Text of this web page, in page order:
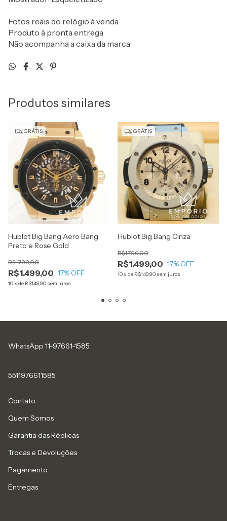
Fotos reais do relógio à venda
Produto à pronta entrega
Não acompanha a caixa da marca
Produtos similares
GRÁTIS
Hublot Big Bang Aero Bang
Preto e Rose Gold
R$1.499,00
R$1.799,00
17% OFF
10x de R$149,90 sem juros
GRÁTIS
Hublot Big Bang Cinza
R$1.499,00
R$1.799,00
17% OFF
10x de R$149,90 sem juros
WhatsApp 11-97661-1585
5511976611585
Contato
Quem Somos
Garantia das Réplicas
Trocas e Devoluções
Pagamento
Entregas